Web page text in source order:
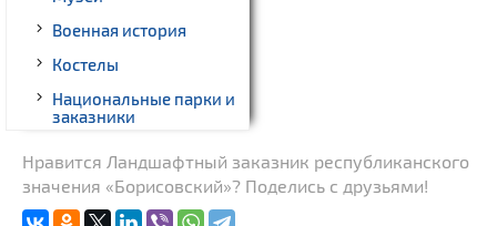
Военная история
Костелы
Национальные парки и
заказники
сооружения
Нравится Ландшафтный заказник республиканского
значения «Борисовский»? Поделись с друзьями!